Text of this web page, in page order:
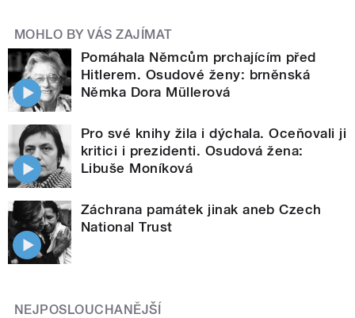
MOHLO BY VÁS ZAJÍMAT
Pomáhala Němcům prchajícím před
Hitlerem. Osudové ženy: brněnská
Němka Dora Müllerová
Pro své knihy žila i dýchala. Oceňovali ji
kritici i prezidenti. Osudová žena:
Libuše Moníková
Záchrana památek jinak aneb Czech
National Trust
NEJPOSLOUCHANĚJŠÍ